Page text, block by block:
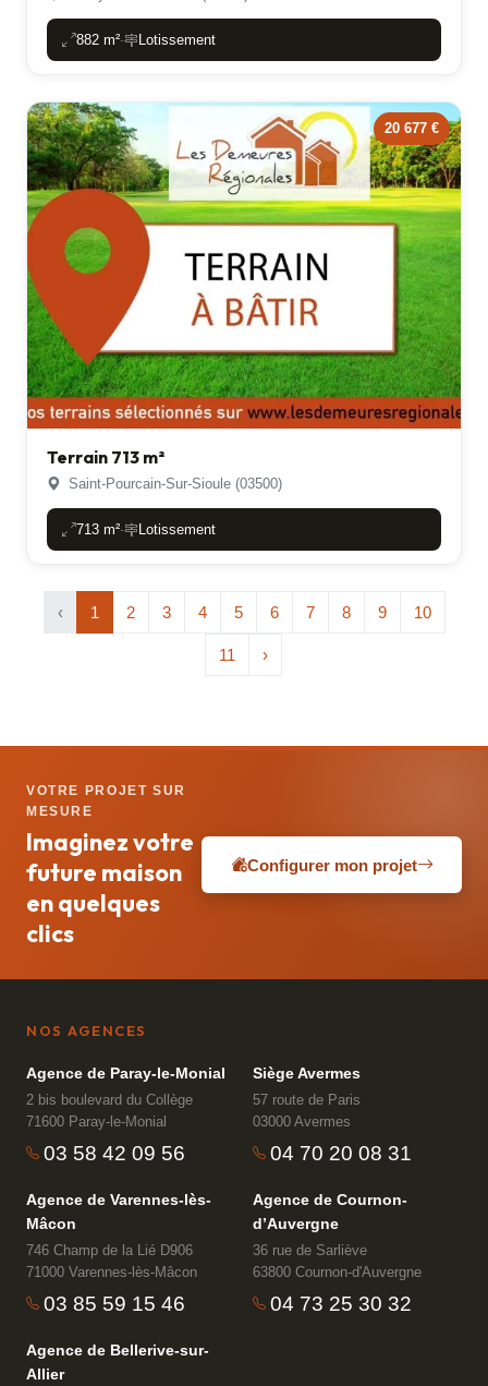
882 m²- Lotissement
20 677 €
Terrain 713 m²
Saint-Pourcain-Sur-Sioule (03500)
713 m²- Lotissement
‹ 1 2 3 4 5 6 7 8 9 10
11 ›
VOTRE PROJET SUR
MESURE
Imaginez votre
future maison
en quelques
clics
Configurer mon projet
NOS AGENCES
Agence de Paray-le-Monial
2 bis boulevard du Collège
71600 Paray-le-Monial
03 58 42 09 56
Siège Avermes
57 route de Paris
03000 Avermes
04 70 20 08 31
Agence de Varennes-lès-
Mâcon
746 Champ de la Lié D906
71000 Varennes-lès-Mâcon
03 85 59 15 46
Agence de Cournon-
d’Auvergne
36 rue de Sarliève
63800 Cournon-d'Auvergne
04 73 25 30 32
Agence de Bellerive-sur-
Allier